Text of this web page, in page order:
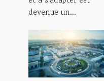
devenue un...